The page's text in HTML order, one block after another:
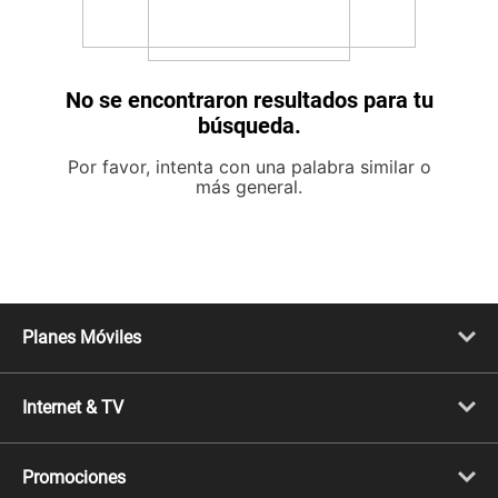
No se encontraron resultados para tu
búsqueda.
Por favor, intenta con una palabra similar o
más general.
Planes Móviles
Línea Nueva
Línea Adicional
Migración
Internet & TV
Internet + TV
Mejora tu plan
Promociones